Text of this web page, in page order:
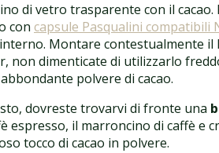
di vetro trasparente con il
con capsule Pasqualini compatibili
Montare contestualmente
non dimenticate di utilizzarlo
polvere di cacao.
dovreste trovarvi di fronte una
espresso, il marroncino di caffè e
tocco di cacao in polvere.